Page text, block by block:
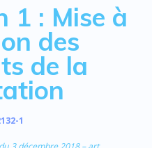
1 : Mise à
des
de la
1